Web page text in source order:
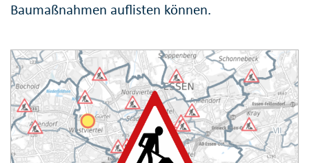
Baumaßnahmen auflisten können.